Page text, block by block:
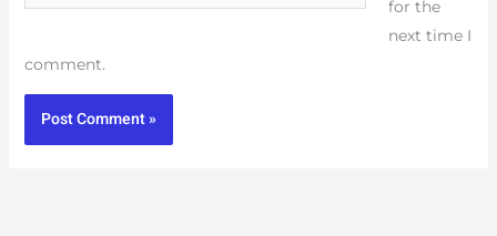
for the
next time I
comment.